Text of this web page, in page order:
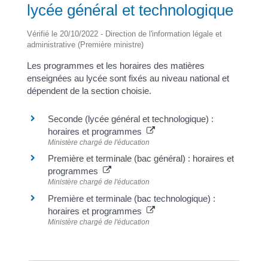
lycée général et technologique
Vérifié le 20/10/2022 - Direction de l'information légale et
administrative (Première ministre)
Les programmes et les horaires des matières
enseignées au lycée sont fixés au niveau national et
dépendent de la section choisie.
Seconde (lycée général et technologique) :
horaires et programmes
Ministère chargé de l'éducation
Première et terminale (bac général) : horaires et
programmes
Ministère chargé de l'éducation
Première et terminale (bac technologique) :
horaires et programmes
Ministère chargé de l'éducation